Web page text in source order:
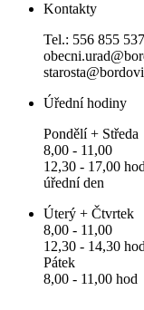
Kontakty
Tel.: 556 855 537
Úřední hodiny
Pondělí + Středa
8,00 - 11,00
12,30 - 17,00
úřední den
Úterý + Čtvrtek
8,00 - 11,00
12,30 - 14,30
Pátek
8,00 - 11,00 hod